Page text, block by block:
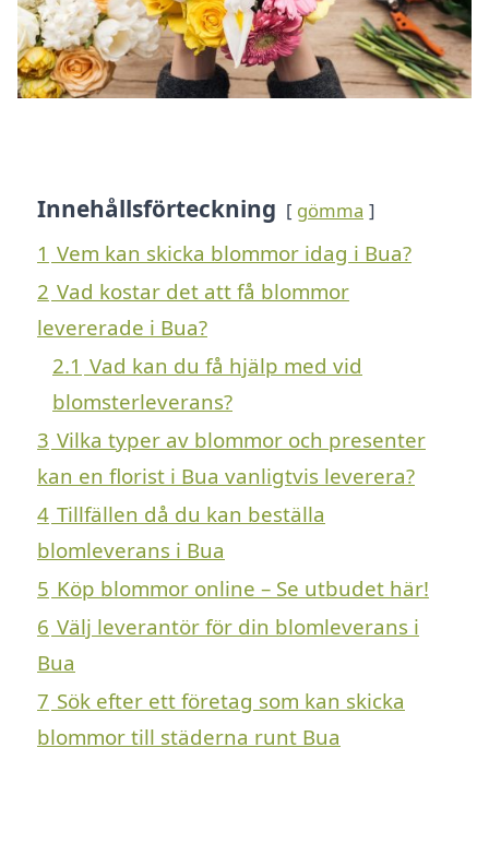
Innehållsförteckning gömma
1 Vem kan skicka blommor idag i Bua?
2 Vad kostar det att få blommor
levererade i Bua?
2.1 Vad kan du få hjälp med vid
blomsterleverans?
3 Vilka typer av blommor och presenter
kan en florist i Bua vanligtvis leverera?
4 Tillfällen då du kan beställa
blomleverans i Bua
5 Köp blommor online – Se utbudet här!
6 Välj leverantör för din blomleverans i
Bua
7 Sök efter ett företag som kan skicka
blommor till städerna runt Bua